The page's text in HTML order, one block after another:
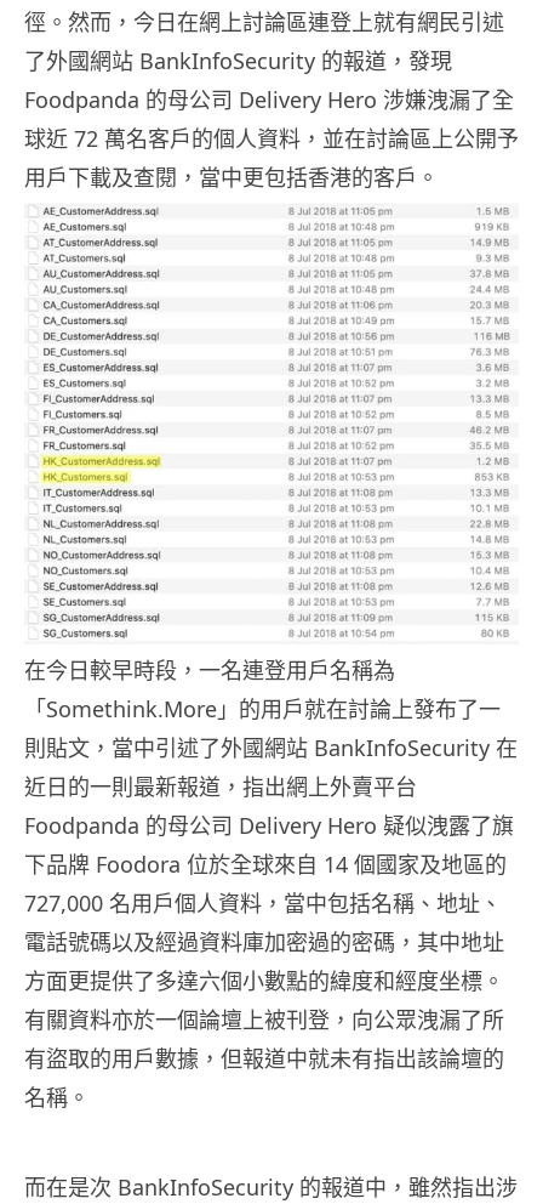
徑。然而，今日在網上討論區連登上就有網民引述
了外國網站 BankInfoSecurity 的報道，發現
Foodpanda 的母公司 Delivery Hero 涉嫌洩漏了全
球近 72 萬名客戶的個人資料，並在討論區上公開予
用戶下載及查閱，當中更包括香港的客戶。
在今日較早時段，一名連登用戶名稱為
「Somethink.More」的用戶就在討論上發布了一
則貼文，當中引述了外國網站 BankInfoSecurity 在
近日的一則最新報道，指出網上外賣平台
Foodpanda 的母公司 Delivery Hero 疑似洩露了旗
下品牌 Foodora 位於全球來自 14 個國家及地區的
727,000 名用戶個人資料，當中包括名稱、地址、
電話號碼以及經過資料庫加密過的密碼，其中地址
方面更提供了多達六個小數點的緯度和經度坐標。
有關資料亦於一個論壇上被刊登，向公眾洩漏了所
有盜取的用戶數據，但報道中就未有指出該論壇的
名稱。
而在是次 BankInfoSecurity 的報道中，雖然指出涉